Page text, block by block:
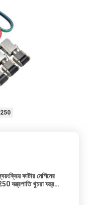
কাটার মেশিনের
যন্ত্রপাতি খুচরা যন্ত্র